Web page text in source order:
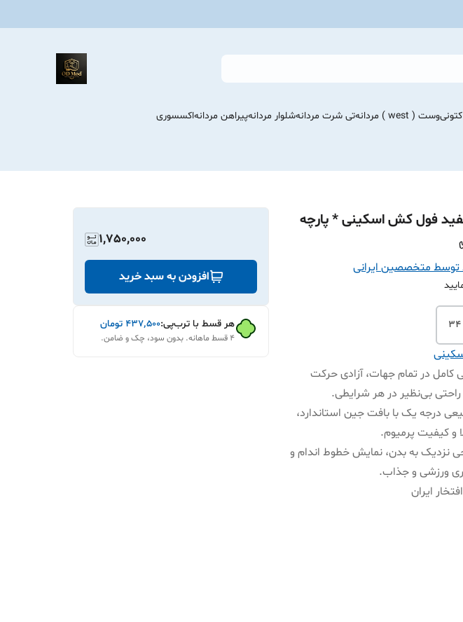
وست ( west ) مردانه تی شرت مردانهشلوار مردانهپیراهن مردانهاکسسوری
فول کش اسکینی * پارچه
توسط متخصصین ایرانی
34
کامل در تمام جهات، آزادی حرکت
بی‌نظیر در هر شرایطی.
درجه یک با بافت جین استاندارد،
و کیفیت پرمیوم.
نزدیک به بدن، نمایش خطوط اندام و
ورزشی و جذاب.
ایران
1,750,000
افزودن به سبد خرید
هر قسط با ترب‌پی:۴۳۷٬۵۰۰ تومان
۴ قسط ماهانه. بدون سود، چک و ضامن.